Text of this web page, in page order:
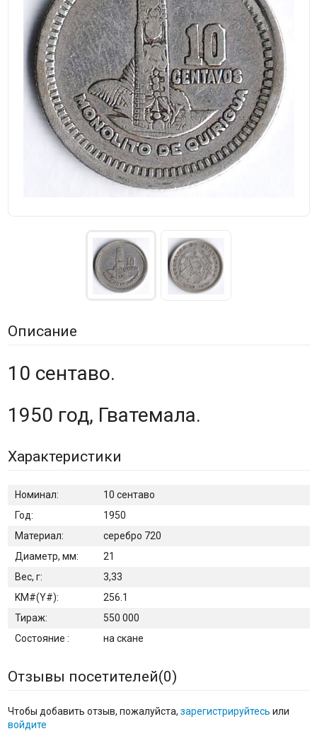
Описание
10 сентаво.
1950 год, Гватемала.
Характеристики
Номинал:
10 сентаво
Год:
1950
Материал:
серебро 720
Диаметр, мм:
21
Вес, г:
3,33
KM#(Y#):
256.1
Тираж:
550 000
Состояние :
на скане
Отзывы посетителей(0)
Чтобы добавить отзыв, пожалуйста, зарегистрируйтесь или
войдите